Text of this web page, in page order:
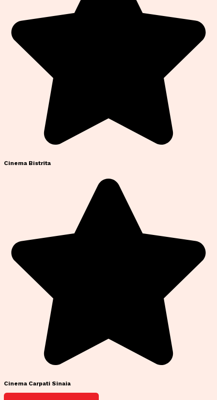
Cinema Bistrita
Cinema Carpati Sinaia